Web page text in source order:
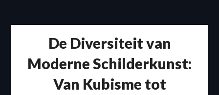
De Diversiteit van
Moderne Schilderkunst:
Van Kubisme tot